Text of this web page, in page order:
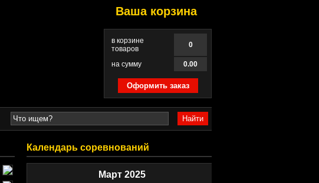
Ваша корзина
в корзине
товаров
0
на сумму 0.00
Календарь соревнований
Март 2025